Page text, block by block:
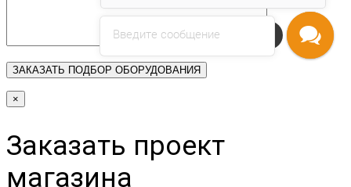
×
Заказать проект
магазина
Напишите нам
Введите сообщение